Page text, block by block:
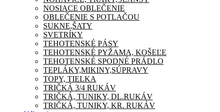
NOSIACE OBLEČENIE
OBLEČENIE S POTLAČOU
SUKNE,ŠATY
SVETRÍKY
TEHOTENSKÉ PÁSY
TEHOTENSKÉ PYŽAMA, KOŠEĽE
TEHOTENSKÉ SPODNÉ PRÁDLO
TEPLÁKY,MIKINY,SÚPRAVY
TOPY, TIELKA
TRIČKÁ 3/4 RUKÁV
TRIČKÁ, TUNIKY, DL.RUKÁV
TRIČKÁ, TUNIKY, KR. RUKÁV